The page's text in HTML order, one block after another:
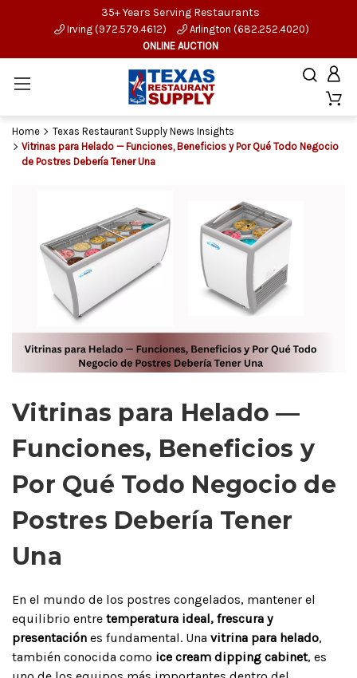
35+ Years Serving Restaurants
Irving (972.579.4612)
Arlington (682.252.4020)
ONLINE AUCTION
Home
Texas Restaurant Supply News Insights
Vitrinas para Helado — Funciones, Beneficios y Por Qué Todo Negocio
de Postres Debería Tener Una
Vitrinas para Helado —
Funciones, Beneficios y
Por Qué Todo Negocio de
Postres Debería Tener
Una
En el mundo de los postres congelados, mantener el
equilibrio entre temperatura ideal, frescura y
presentación es fundamental. Una vitrina para helado,
también conocida como ice cream dipping cabinet, es